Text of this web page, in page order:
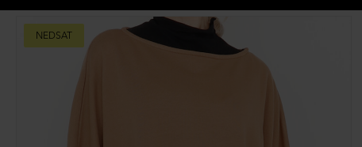
NEDSAT